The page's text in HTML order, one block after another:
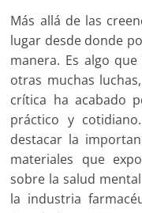
Más allá de las
lugar desde donde
manera. Es algo
otras muchas
crítica ha acabado
práctico y
destacar la
materiales que
sobre la salud
la industria